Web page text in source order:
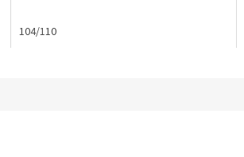
104/110